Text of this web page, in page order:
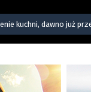
kuchni, dawno już